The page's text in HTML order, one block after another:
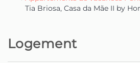
Tia Briosa, Casa da Mãe II by
Logement